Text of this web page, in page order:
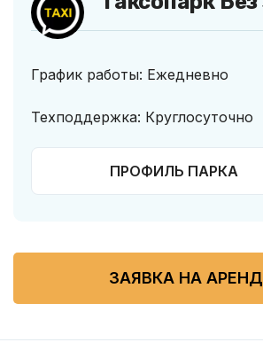
График работы: Ежедневно
Техподдержка: Круглосуточно
ПРОФИЛЬ ПАРКА
ЗАЯВКА НА